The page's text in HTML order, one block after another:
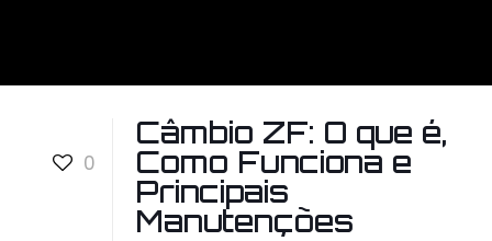
0
Câmbio ZF: O que é,
Como Funciona e
Principais
Manutenções